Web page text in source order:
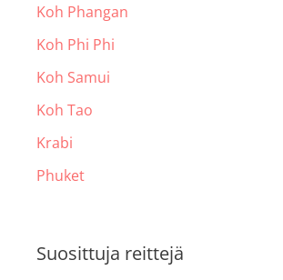
Koh Phangan
Koh Phi Phi
Koh Samui
Koh Tao
Krabi
Phuket
Suosittuja reittejä